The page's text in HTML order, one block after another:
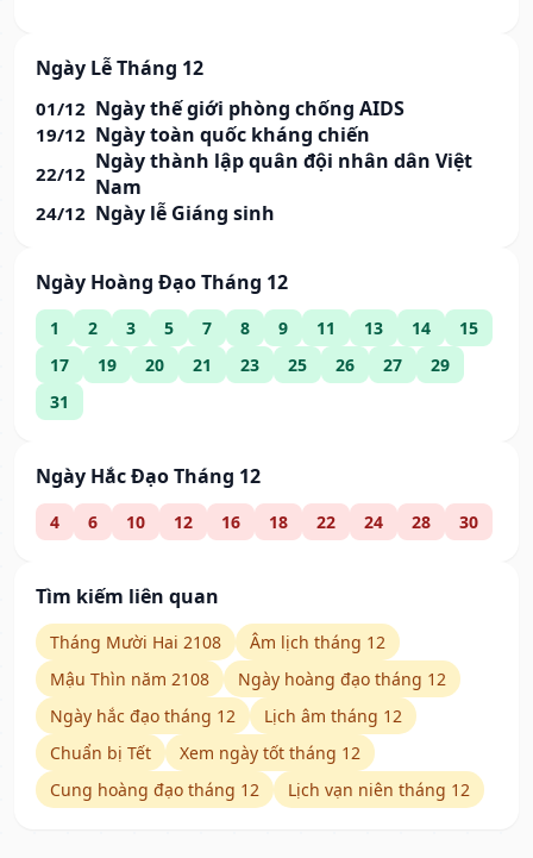
Ngày Lễ Tháng 12
01/12 Ngày thế giới phòng chống AIDS
19/12 Ngày toàn quốc kháng chiến
22/12 Ngày thành lập quân đội nhân dân Việt
Nam
24/12 Ngày lễ Giáng sinh
Ngày Hoàng Đạo Tháng 12
1 2 3 5 7 8 9 11 13 14
15
17
19 20 21 23 25 26 27
29
31
Ngày Hắc Đạo Tháng 12
4 6 10 12 16 18 22 24 28 30
Tìm kiếm liên quan
Tháng Mười Hai 2108
Âm lịch tháng 12
Mậu Thìn năm 2108
Ngày hoàng đạo tháng 12
Ngày hắc đạo tháng 12
Lịch âm tháng 12
Chuẩn bị Tết
Xem ngày tốt tháng 12
Cung hoàng đạo tháng 12
Lịch vạn niên tháng 12